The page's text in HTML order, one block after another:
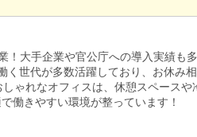
！大手企業や官公庁への導入実績も
く世代が多数活躍しており、お休み
ゃれなオフィスは、休憩スペースや
働きやすい環境が整っています！